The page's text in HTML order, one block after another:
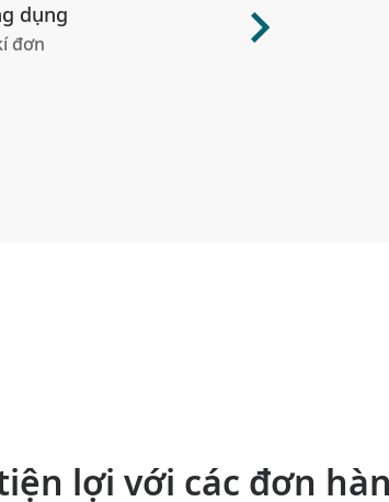
dụng
đơn
lợi với các đơn